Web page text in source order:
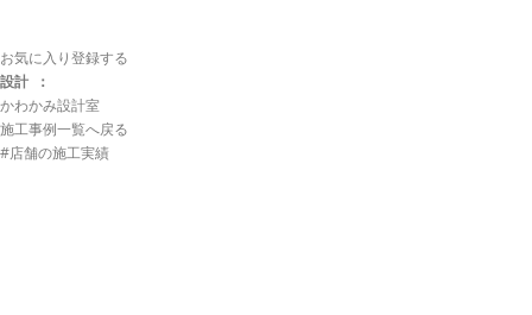
お気に入り登録する
設計 ：
かわかみ設計室
施工事例一覧へ戻る
#店舗の施工実績